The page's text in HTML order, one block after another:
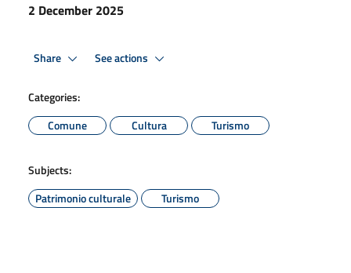
2 December 2025
Share See actions
Categories:
Comune
Cultura Turismo
Subjects:
Patrimonio culturale
Turismo